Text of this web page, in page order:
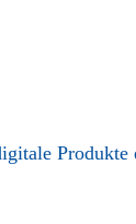
Produkte